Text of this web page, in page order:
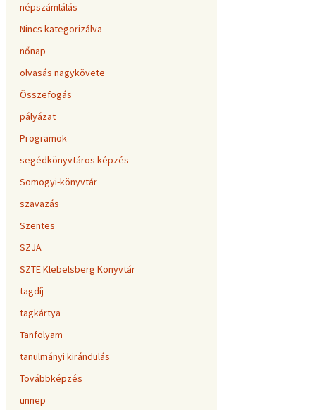
népszámlálás
Nincs kategorizálva
nőnap
olvasás nagykövete
Összefogás
pályázat
Programok
segédkönyvtáros képzés
Somogyi-könyvtár
szavazás
Szentes
SZJA
SZTE Klebelsberg Könyvtár
tagdíj
tagkártya
Tanfolyam
tanulmányi kirándulás
Továbbképzés
ünnep